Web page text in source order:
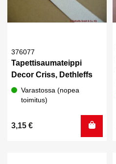
376077
Tapettisaumateippi
Decor Criss, Dethleffs
Varastossa (nopea
toimitus)
3,15 €